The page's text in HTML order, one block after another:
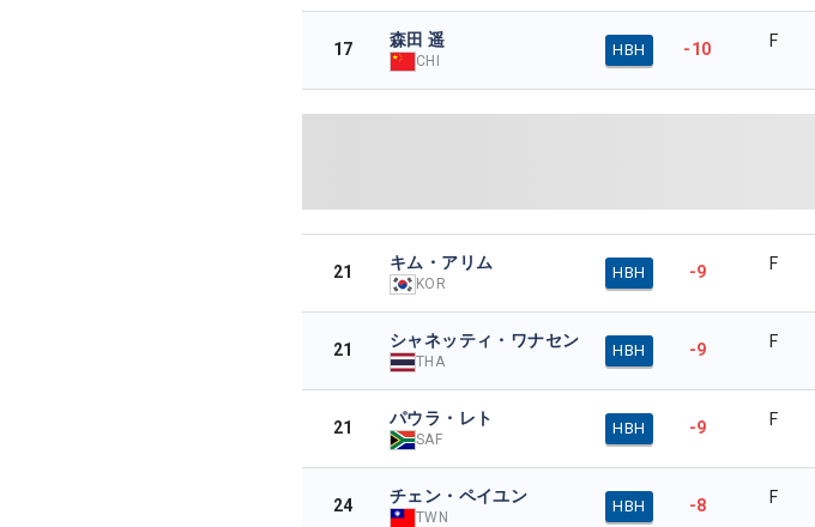
17 森田 遥
CHI
HBH -10 F
21 キム・アリム
KOR
HBH -9 F
21 シャネッティ・ワナセン
THA
HBH -9 F
21 パウラ・レト
SAF
HBH -9 F
24 チェン・ペイユン
TWN
HBH -8 F